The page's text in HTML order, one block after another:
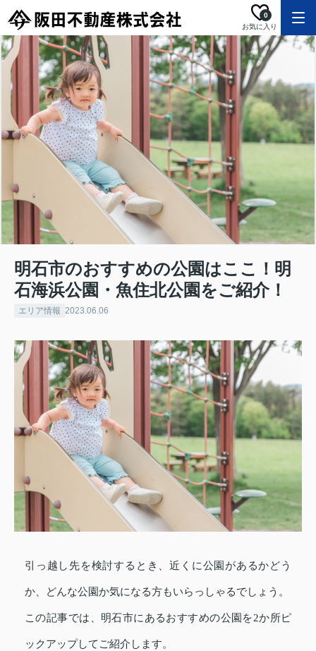
お気に入り
0
明石市のおすすめの公園はここ！明
石海浜公園・魚住北公園をご紹介！
エリア情報 2023.06.06
引っ越し先を検討するとき、近くに公園があるかどう
か、どんな公園か気になる方もいらっしゃるでしょう。
この記事では、明石市にあるおすすめの公園を2か所ピ
ックアップしてご紹介します。